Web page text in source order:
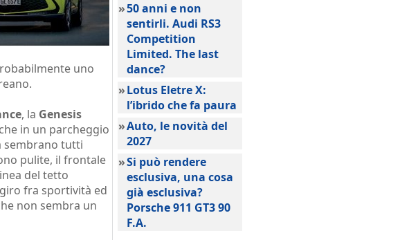
uno
, la Genesis
in un parcheggio
sembrano tutti
pulite, il frontale
del tetto
fra sportività ed
non sembra un
»50 anni e non
sentirli. Audi RS3
Competition
Limited. The last
dance?
»Lotus Eletre X:
l’ibrido che fa paura
»Auto, le novità del
2027
»Si può rendere
esclusiva, una cosa
già esclusiva?
Porsche 911 GT3 90
F.A.